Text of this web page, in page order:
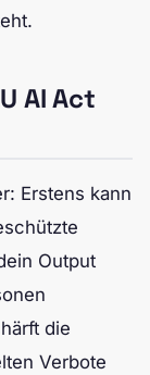
AI Act
Erstens kann
Output
die
Verbote